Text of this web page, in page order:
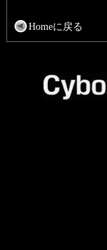
Homeに戻る